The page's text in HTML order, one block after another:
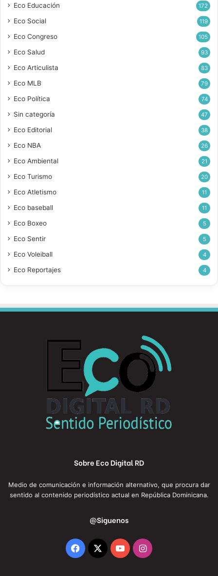
Eco Educación 172
Eco Social 119
Eco Congreso 105
Eco Salud 93
Eco Articulista 83
Eco MLB 79
Eco Política 74
Sin categoría 47
Eco Editorial 38
Eco NBA 26
Eco Ambiental 21
Eco Turismo 20
Eco Atletismo 11
Eco baseball 11
Eco Boxeo 5
Eco Sentir 5
Eco Voleiball 4
Eco Reportajes 4
Sobre Eco Digital RD
Medio de comunicación e información alternativo, que procura dar
sentido al contenido periodístico actual en República Dominicana.
@Siguenos
Facebook
X YouTubeInstagram